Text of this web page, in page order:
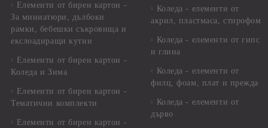
Елементи от бирен картон -
За миниатюри, дълбоки
рамки, бебешки съкровища и
екслоадиращи кутии
Елементи от бирен картон -
Коледа и Зима
Елементи от бирен картон -
Тематични комплекти
Елементи от бирен картон -
Коледа - елементи от
акрил, пластмаса, стирофом
Коледа - елементи от гипс
и глина
Коледа - елементи от
филц, фоам, плат и прежда
Коледа - елементи от
дърво